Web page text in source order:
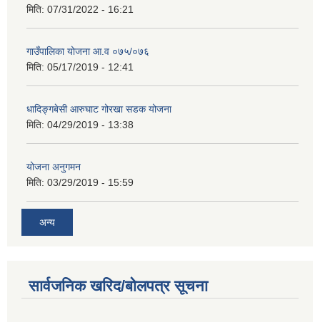
मिति: 07/31/2022 - 16:21
गाउँपालिका योजना आ.व ०७५/०७६
मिति: 05/17/2019 - 12:41
धादिङ्गबेसी आरुघाट गोरखा सडक योजना
मिति: 04/29/2019 - 13:38
योजना अनुगमन
मिति: 03/29/2019 - 15:59
अन्य
सार्वजनिक खरिद/बोलपत्र सूचना